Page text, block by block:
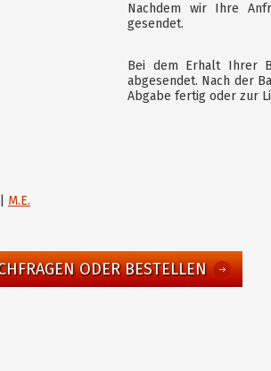
M.E.
Nachdem wir Ihre
gesendet.
Bei dem Erhalt Ihrer
abgesendet. Nach der
Abgabe fertig oder zur
ODER BESTELLEN